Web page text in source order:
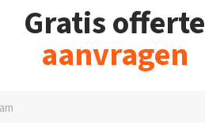
Gratis offerte
aanvragen